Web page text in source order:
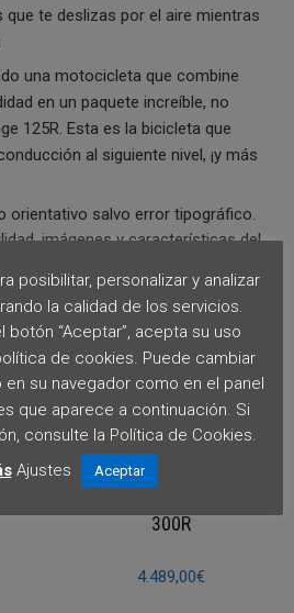
te deslizas por el aire mientras
una motocicleta que combine
en un paquete increíble, no
125R. Esta es la bicicleta que
al siguiente nivel, ¡y más
orientativo salvo error tipográfico.
imágenes y características del
Confirma el precio final y las
contacto directo.
300R
4.489,00€
posibilitar, personalizar y analizar
la calidad de los servicios.
botón “Aceptar”, acepta su uso
de cookies. Puede cambiar
su navegador como en el panel
que aparece a continuación. Si
consulte la Política de Cookies.
Ajustes Aceptar